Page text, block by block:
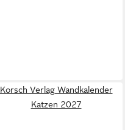
Korsch Verlag Wandkalender
Katzen 2027